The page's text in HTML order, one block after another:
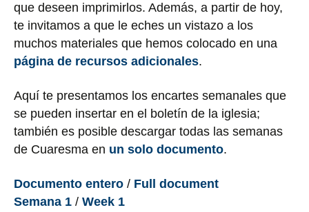
que deseen imprimirlos. Además, a partir de hoy,
te invitamos a que le eches un vistazo a los
muchos materiales que hemos colocado en una
página de recursos adicionales.
Aquí te presentamos los encartes semanales que
se pueden insertar en el boletín de la iglesia;
también es posible descargar todas las semanas
de Cuaresma en un solo documento.
Documento entero / Full document
Semana 1 / Week 1